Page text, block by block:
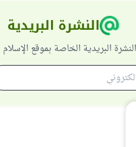
النشرة البريدية
البريدية الخاصة بموقع